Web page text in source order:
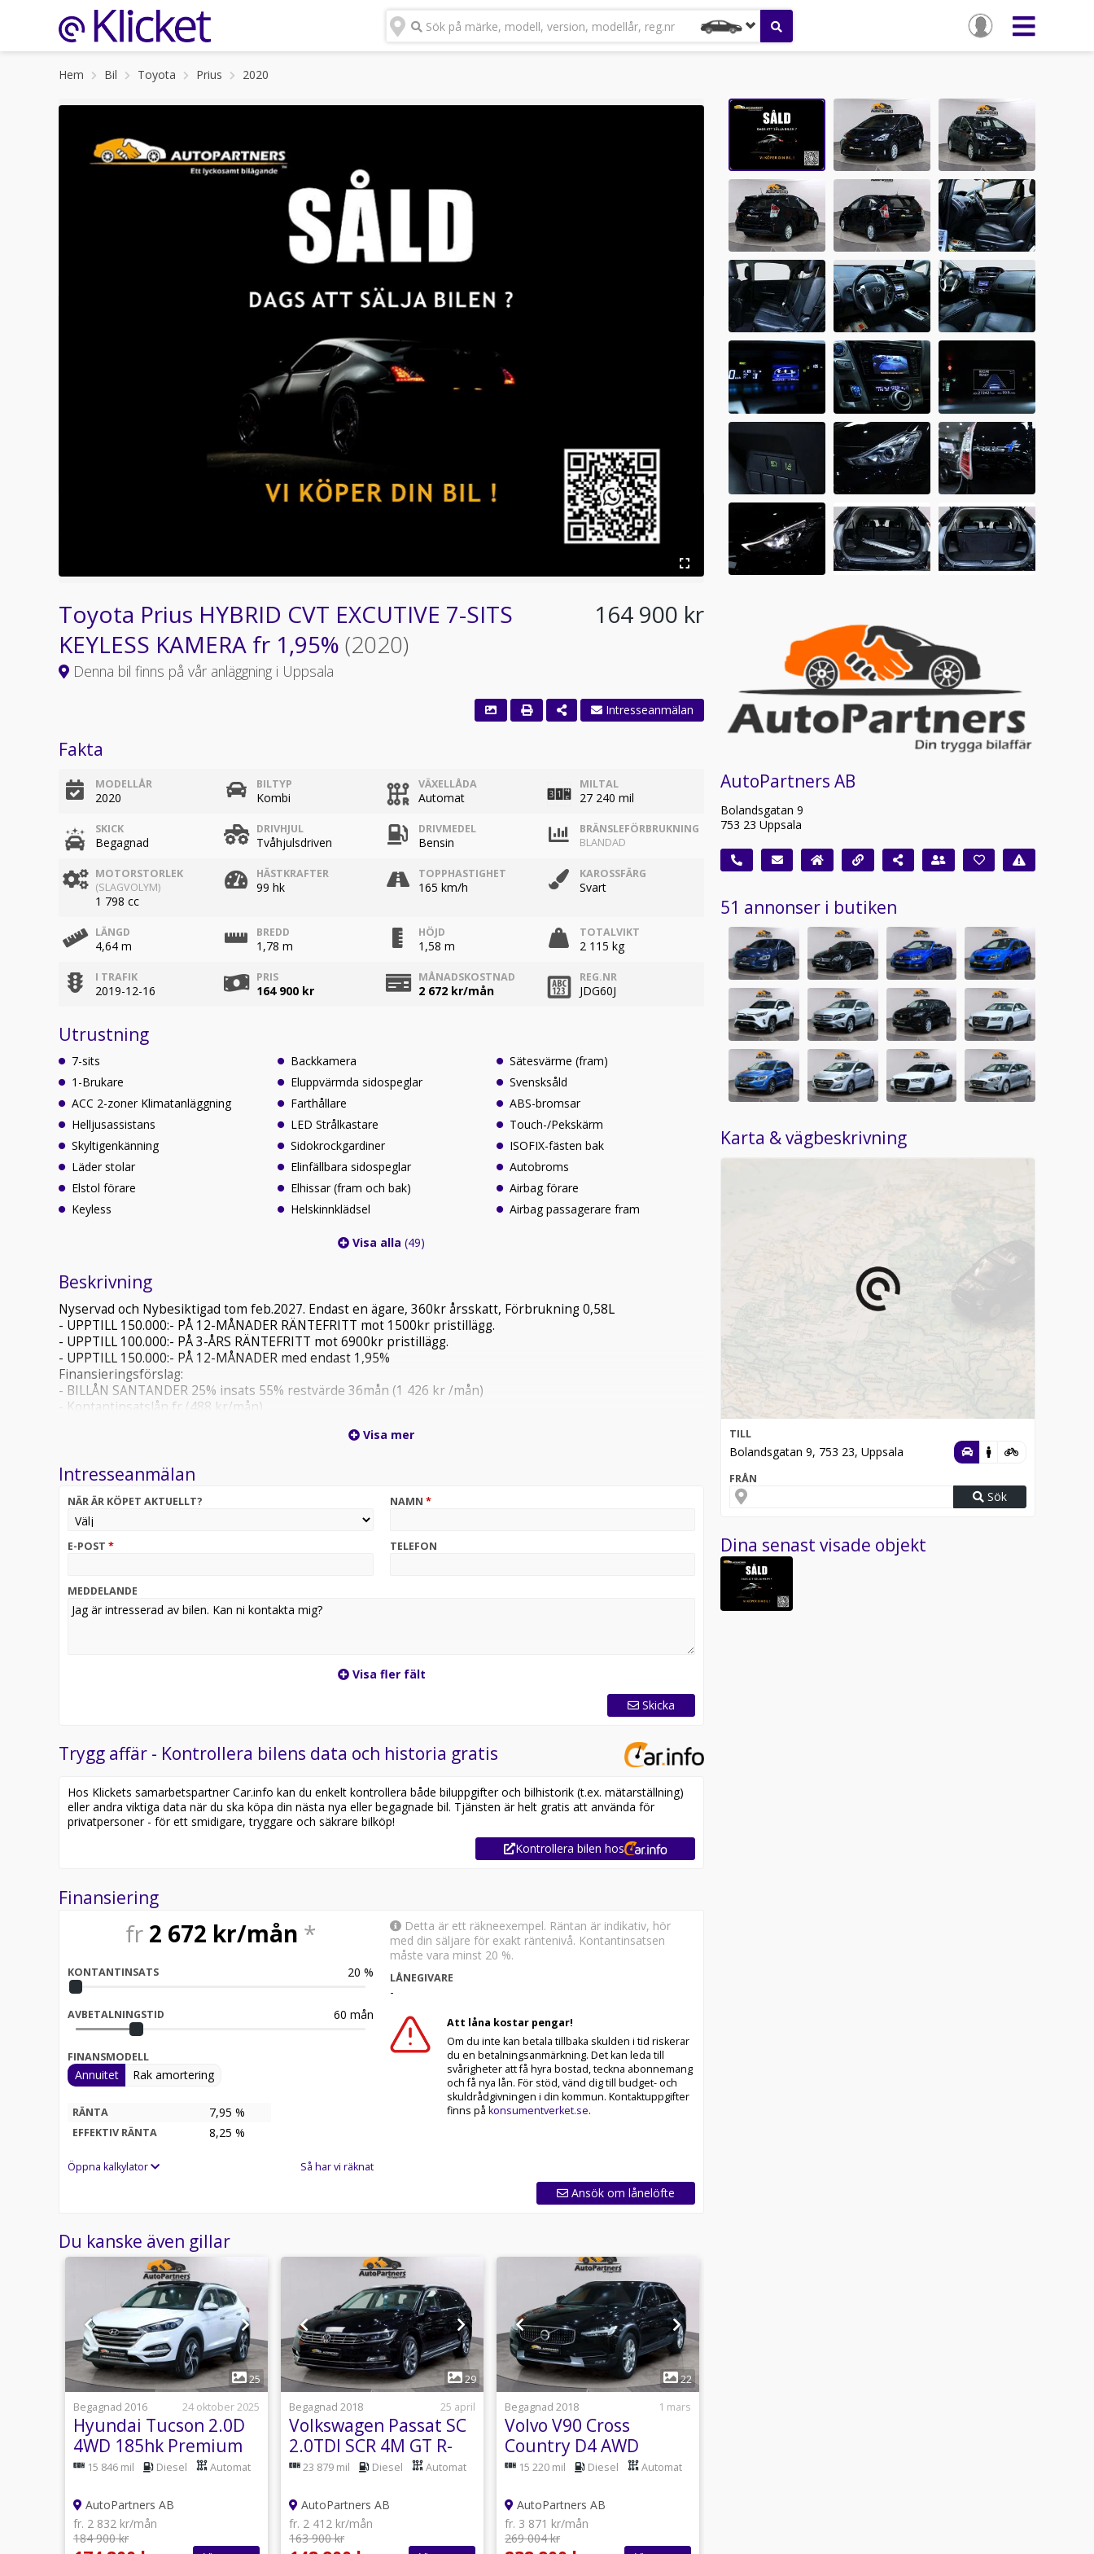
Sök på märke, modell, version, modellår, reg.nr
Hem Bil Toyota Prius 2020
Toyota Prius HYBRID CVT EXCUTIVE 7-SITS
KEYLESS KAMERA fr 1,95% (2020)
Denna bil finns på vår anläggning i Uppsala
164 900 kr
Fakta
MODELLÅR
2020
BILTYP
Kombi
VÄXELLÅDA
Automat
MILTAL
27 240 mil
SKICK
Begagnad
DRIVHJUL
Tvåhjulsdriven
DRIVMEDEL
Bensin
BRÄNSLEFÖRBRUKNING
BLANDAD
MOTORSTORLEK
(SLAGVOLYM)
1 798 cc
HÄSTKRAFTER
99 hk
TOPPHASTIGHET
165 km/h
KAROSSFÄRG
Svart
LÄNGD
4,64 m
BREDD
1,78 m
HÖJD
1,58 m
TOTALVIKT
2 115 kg
I TRAFIK
2019-12-16
PRIS
164 900 kr
MÅNADSKOSTNAD
2 672kr/mån
REG.NR
JDG60J
Utrustning
7-sits
1-Brukare
ACC 2-zoner Klimatanläggning
Helljusassistans
Skyltigenkänning
Läder stolar
Elstol förare
Keyless
Backkamera
Eluppvärmda sidospeglar
Farthållare
LED Strålkastare
Sidokrockgardiner
Elinfällbara sidospeglar
Elhissar (fram och bak)
Helskinnklädsel
Sätesvärme (fram)
Svensksåld
ABS-bromsar
Touch-/Pekskärm
ISOFIX-fästen bak
Autobroms
Airbag förare
Airbag passagerare fram
Visa alla(49)
Beskrivning
Nyservad och Nybesiktigad tom feb.2027. Endast en ägare, 360kr årsskatt, Förbrukning 0,58L
- UPPTILL 150.000:- PÅ 12-MÅNADER RÄNTEFRITT mot 1500kr pristillägg.
- UPPTILL 100.000:- PÅ 3-ÅRS RÄNTEFRITT mot 6900kr pristillägg.
- UPPTILL 150.000:- PÅ 12-MÅNADER med endast 1,95%
Finansieringsförslag:
- BILLÅN SANTANDER 25% insats 55% restvärde 36mån (1 426 kr /mån)
- Kontantinsatslån fr (488 kr/mån)
- PROVA PÅ HELFÖRSÄKRING 14 dagar gratis och 15% rabatt därefter via Trygg Hansa/Folksam
Kan levereras med upp till 36 månaders XtraGaranti, Vi tar gärna in din bil i inbyte/som kontantinsats.
Visa mer
Intresseanmälan
NÄR ÄR KÖPET AKTUELLT? NAMN *
E-POST * TELEFON
MEDDELANDE
Visa fler fält
Skicka
Trygg affär - Kontrollera bilens data och historia gratis
Hos Klickets samarbetspartner Car.info kan du enkelt kontrollera både biluppgifter och bilhistorik (t.ex. mätarställning)
eller andra viktiga data när du ska köpa din nästa nya eller begagnade bil. Tjänsten är helt gratis att använda för
privatpersoner - för ett smidigare, tryggare och säkrare bilköp!
Kontrollera bilen hos
Finansiering
fr 2 672 kr/mån *
KONTANTINSATS 20 %
AVBETALNINGSTID 60 mån
FINANSMODELL
Annuitet Rak amortering
RÄNTA 7,95 %
EFFEKTIV RÄNTA 8,25 %
Öppna kalkylator Så har vi räknat
Detta är ett räkneexempel. Räntan är indikativ, hör
med din säljare för exakt räntenivå. Kontantinsatsen
måste vara minst 20 %.
LÅNEGIVARE
-
Att låna kostar pengar!
Om du inte kan betala tillbaka skulden i tid riskerar
du en betalningsanmärkning. Det kan leda till
svårigheter att få hyra bostad, teckna abonnemang
och få nya lån. För stöd, vänd dig till budget- och
skuldrådgivningen i din kommun. Kontaktuppgifter
finns på konsumentverket.se.
Ansök om lånelöfte
Du kanske även gillar
1
25
Begagnad 2016
24 oktober 2025
Hyundai Tucson 2.0D
4WD 185hk Premium
Pano MAXUTRUSTAD
15 846 mil Diesel Automat
AutoPartners AB
fr. 2 832 kr/mån
184 900 kr
1
29
Begagnad 2018
25 april
Volkswagen Passat SC
2.0TDI SCR 4M GT R-
Line Cockpit 190hk
23 879 mil Diesel Automat
AutoPartners AB
fr. 2 412 kr/mån
163 900 kr
1
22
Begagnad 2018
1 mars
Volvo V90 Cross
Country D4 AWD
Geartronic 190hk EU6
0%
15 220 mil Diesel Automat
AutoPartners AB
fr. 3 871 kr/mån
269 004 kr
AutoPartners AB
Bolandsgatan 9
753 23 Uppsala
51 annonser i butiken
Karta & vägbeskrivning
TILL
Bolandsgatan 9, 753 23, Uppsala
FRÅN
Sök
Dina senast visade objekt